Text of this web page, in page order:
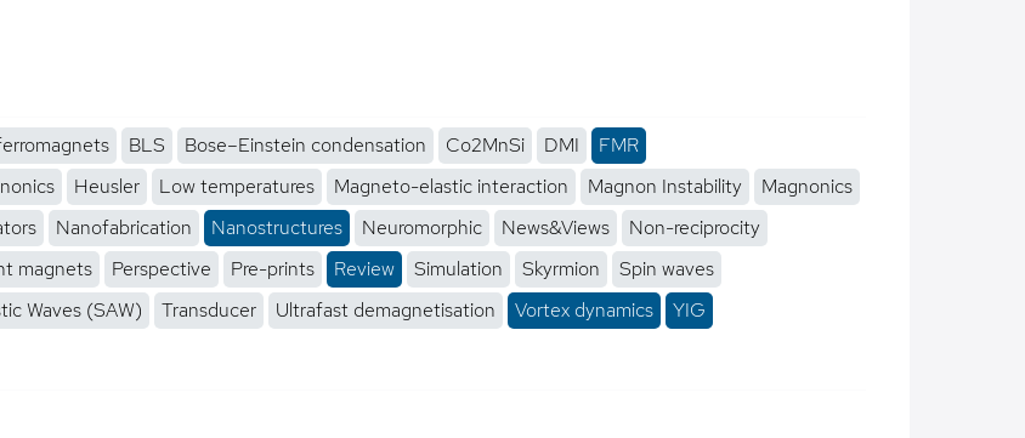
BLS Bose–Einstein condensation Co2MnSi DMI
FMR
Heusler Low temperatures Magneto-elastic interaction Magnon Instability
Magnonics
Nanofabrication Nanostructures Neuromorphic News&Views
Non-reciprocity
magnets Perspective Pre-prints Review Simulation Skyrmion
Spin waves
Waves (SAW) Transducer Ultrafast demagnetisation Vortex dynamics
YIG